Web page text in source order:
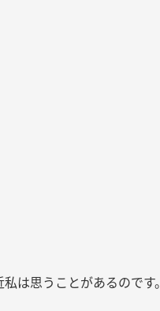
は思うことがあるのです。